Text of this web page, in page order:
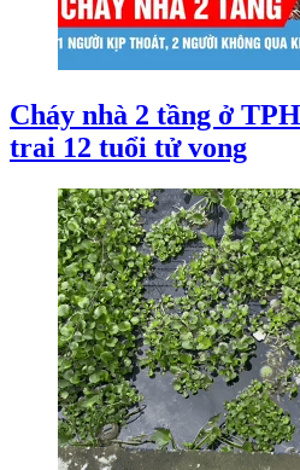
Cháy nhà 2 tầng ở
trai 12 tuổi tử vong